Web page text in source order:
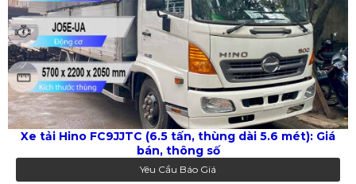
Xe tải Hino FC9JJTC (6.5 tấn, thùng dài 5.6 mét): Giá
bán, thông số
Yêu Cầu Báo Giá